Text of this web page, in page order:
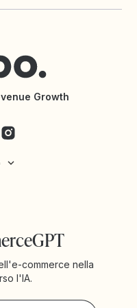
Growth
commerce nella
l'IA.